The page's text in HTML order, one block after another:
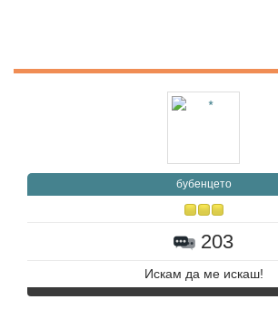
бубенцето
203
Искам да ме искаш!